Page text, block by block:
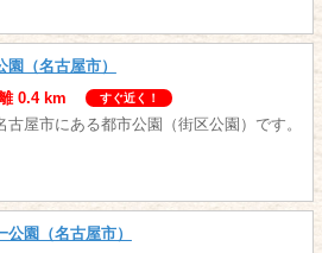
園（名古屋市）
0.4 km
すぐ近く！
古屋市にある都市公園（街区公園）です。
公園（名古屋市）